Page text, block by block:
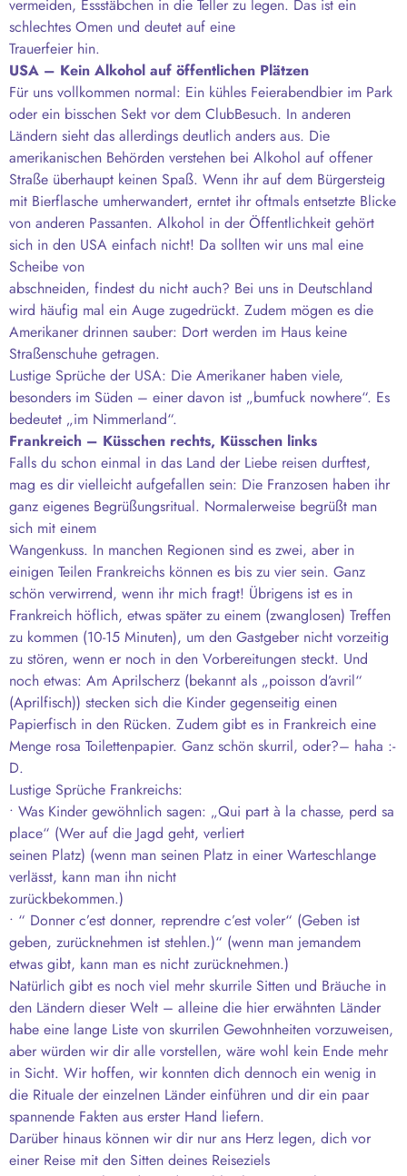
vermeiden, Essstäbchen in die Teller zu legen. Das ist ein
schlechtes Omen und deutet auf eine
Trauerfeier hin.
USA – Kein Alkohol auf öffentlichen Plätzen
Für uns vollkommen normal: Ein kühles Feierabendbier im Park
oder ein bisschen Sekt vor dem ClubBesuch. In anderen
Ländern sieht das allerdings deutlich anders aus. Die
amerikanischen Behörden verstehen bei Alkohol auf offener
Straße überhaupt keinen Spaß. Wenn ihr auf dem Bürgersteig
mit Bierflasche umherwandert, erntet ihr oftmals entsetzte Blicke
von anderen Passanten. Alkohol in der Öffentlichkeit gehört
sich in den USA einfach nicht! Da sollten wir uns mal eine
Scheibe von
abschneiden, findest du nicht auch? Bei uns in Deutschland
wird häufig mal ein Auge zugedrückt. Zudem mögen es die
Amerikaner drinnen sauber: Dort werden im Haus keine
Straßenschuhe getragen.
Lustige Sprüche der USA: Die Amerikaner haben viele,
besonders im Süden – einer davon ist „bumfuck nowhere“. Es
bedeutet „im Nimmerland“.
Frankreich – Küsschen rechts, Küsschen links
Falls du schon einmal in das Land der Liebe reisen durftest,
mag es dir vielleicht aufgefallen sein: Die Franzosen haben ihr
ganz eigenes Begrüßungsritual. Normalerweise begrüßt man
sich mit einem
Wangenkuss. In manchen Regionen sind es zwei, aber in
einigen Teilen Frankreichs können es bis zu vier sein. Ganz
schön verwirrend, wenn ihr mich fragt! Übrigens ist es in
Frankreich höflich, etwas später zu einem (zwanglosen) Treffen
zu kommen (10-15 Minuten), um den Gastgeber nicht vorzeitig
zu stören, wenn er noch in den Vorbereitungen steckt. Und
noch etwas: Am Aprilscherz (bekannt als „poisson d’avril“
(Aprilfisch)) stecken sich die Kinder gegenseitig einen
Papierfisch in den Rücken. Zudem gibt es in Frankreich eine
Menge rosa Toilettenpapier. Ganz schön skurril, oder?– haha :-
D.
Lustige Sprüche Frankreichs:
• Was Kinder gewöhnlich sagen: „Qui part à la chasse, perd sa
place“ (Wer auf die Jagd geht, verliert
seinen Platz) (wenn man seinen Platz in einer Warteschlange
verlässt, kann man ihn nicht
zurückbekommen.)
• “ Donner c’est donner, reprendre c’est voler“ (Geben ist
geben, zurücknehmen ist stehlen.)“ (wenn man jemandem
etwas gibt, kann man es nicht zurücknehmen.)
Natürlich gibt es noch viel mehr skurrile Sitten und Bräuche in
den Ländern dieser Welt – alleine die hier erwähnten Länder
habe eine lange Liste von skurrilen Gewohnheiten vorzuweisen,
aber würden wir dir alle vorstellen, wäre wohl kein Ende mehr
in Sicht. Wir hoffen, wir konnten dich dennoch ein wenig in
die Rituale der einzelnen Länder einführen und dir ein paar
spannende Fakten aus erster Hand liefern.
Darüber hinaus können wir dir nur ans Herz legen, dich vor
einer Reise mit den Sitten deines Reiseziels